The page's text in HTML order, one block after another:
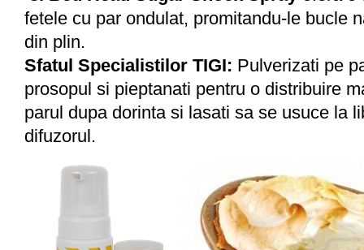
fetele cu par ondulat, promitandu-le bucle
din plin.
Sfatul Specialistilor TIGI: Pulverizati pe
prosopul si pieptanati pentru o distribuire
parul dupa dorinta si lasati sa se usuce la
difuzorul.